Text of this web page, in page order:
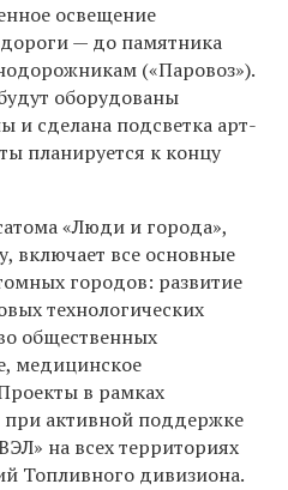
освещение
— до памятника
(«Паровоз»).
оборудованы
и сделана подсветка арт-
планируется к концу
«Люди и города»,
включает все основные
городов: развитие
технологических
общественных
медицинское
в рамках
активной поддержке
на всех территориях
Топливного дивизиона.